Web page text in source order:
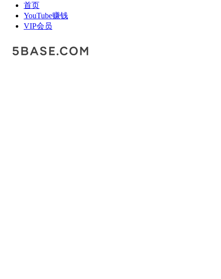
首页
YouTube赚钱
VIP会员